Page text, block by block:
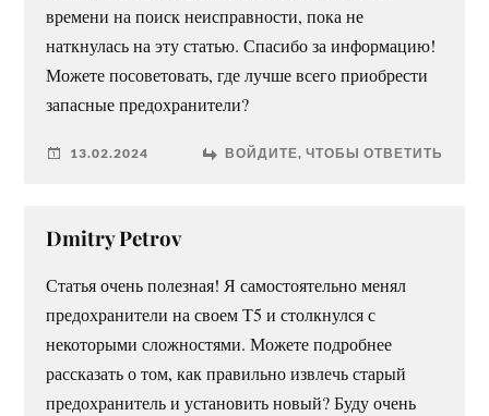
времени на поиск неисправности, пока не
наткнулась на эту статью. Спасибо за информацию!
Можете посоветовать, где лучше всего приобрести
запасные предохранители?
13.02.2024 ВОЙДИТЕ, ЧТОБЫ ОТВЕТИТЬ
Dmitry Petrov
Статья очень полезная! Я самостоятельно менял
предохранители на своем Т5 и столкнулся с
некоторыми сложностями. Можете подробнее
рассказать о том, как правильно извлечь старый
предохранитель и установить новый? Буду очень